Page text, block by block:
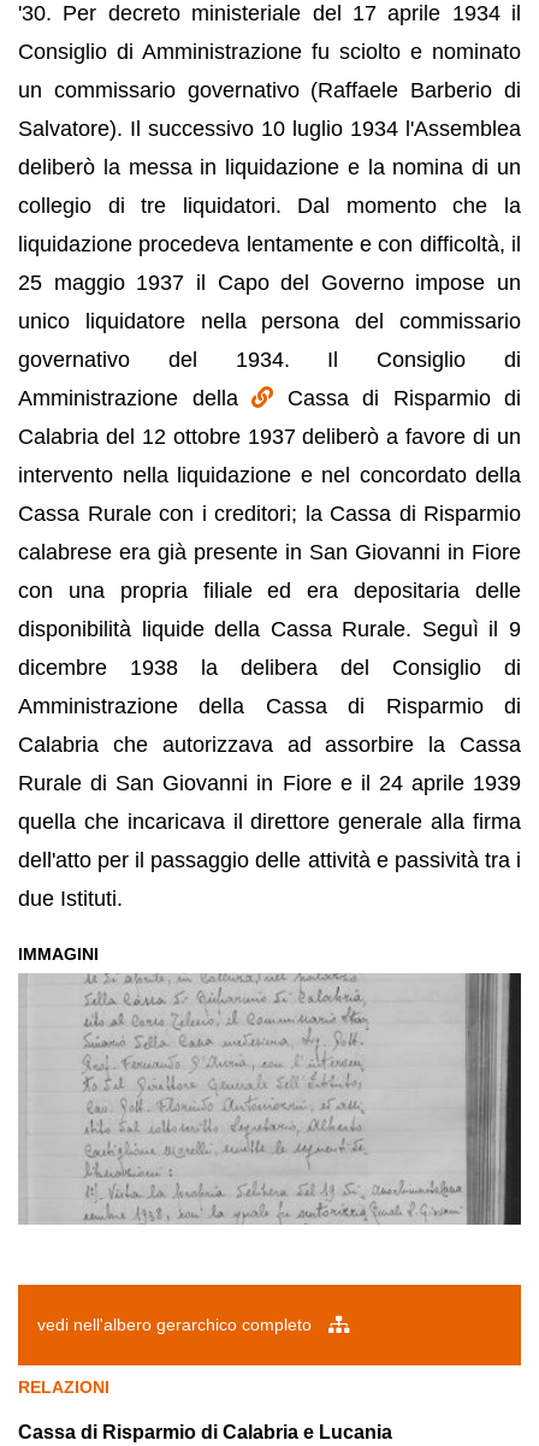
'30. Per decreto ministeriale del 17 aprile 1934 il
Consiglio di Amministrazione fu sciolto e nominato
un commissario governativo (Raffaele Barberio di
Salvatore). Il successivo 10 luglio 1934 l'Assemblea
deliberò la messa in liquidazione e la nomina di un
collegio di tre liquidatori. Dal momento che la
liquidazione procedeva lentamente e con difficoltà, il
25 maggio 1937 il Capo del Governo impose un
unico liquidatore nella persona del commissario
governativo del 1934. Il Consiglio di
Amministrazione della
Cassa di Risparmio di
Calabria del 12 ottobre 1937 deliberò a favore di un
intervento nella liquidazione e nel concordato della
Cassa Rurale con i creditori; la Cassa di Risparmio
calabrese era già presente in San Giovanni in Fiore
con una propria filiale ed era depositaria delle
disponibilità liquide della Cassa Rurale. Seguì il 9
dicembre 1938 la delibera del Consiglio di
Amministrazione della Cassa di Risparmio di
Calabria che autorizzava ad assorbire la Cassa
Rurale di San Giovanni in Fiore e il 24 aprile 1939
quella che incaricava il direttore generale alla firma
dell'atto per il passaggio delle attività e passività tra i
due Istituti.
IMMAGINI
vedi nell'albero gerarchico completo
RELAZIONI
Cassa di Risparmio di Calabria e Lucania